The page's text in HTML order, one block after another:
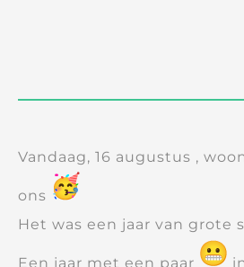
Vandaag, 16 augustus ,
ons
Het was een jaar van
Een jaar met een paar